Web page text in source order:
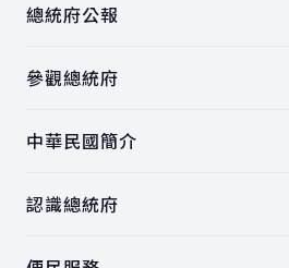
總統府公報
參觀總統府
中華民國簡介
認識總統府